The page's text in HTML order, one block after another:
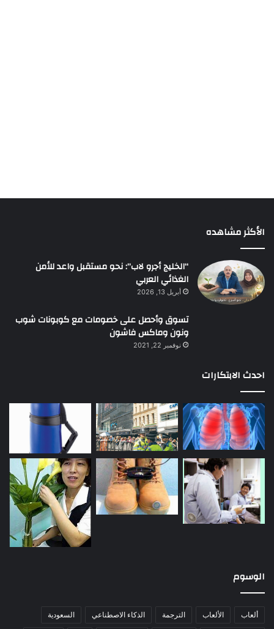
الأكثر مشاهده
“الخليج أجرو لاب”: نحو مستقبل واعد للأمن
الغذائي العربي
أبريل 13, 2026
تسوق وأحصل على خصومات مع كوبونات شوب
ونون وماكس فاشون
نوفمبر 22, 2021
احدث الابتكارات
الوسوم
ألعاب الألعاب الترجمة الذكاء الاصطناعي السعودية